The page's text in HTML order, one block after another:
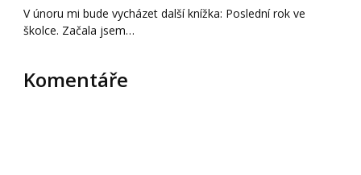
V únoru mi bude vycházet další knížka: Poslední rok ve
školce. Začala jsem…
Komentáře